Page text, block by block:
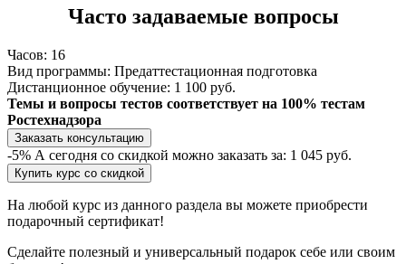
Часто задаваемые вопросы
Часов: 16
Вид программы: Предаттестационная подготовка
Дистанционное обучение: 1 100 руб.
Темы и вопросы тестов соответствует на 100% тестам
Ростехнадзора
Заказать консультацию
-5% А сегодня со скидкой можно заказать за: 1 045 руб.
Купить курс со скидкой
На любой курс из данного раздела вы можете приобрести
подарочный сертификат!
Сделайте полезный и универсальный подарок себе или своим